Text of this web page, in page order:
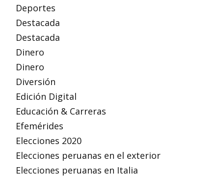
Deportes
Destacada
Destacada
Dinero
Dinero
Diversión
Edición Digital
Educación & Carreras
Efemérides
Elecciones 2020
Elecciones peruanas en el exterior
Elecciones peruanas en Italia